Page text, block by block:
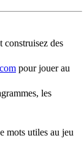
construisez des
pour jouer au
les
mots utiles au jeu